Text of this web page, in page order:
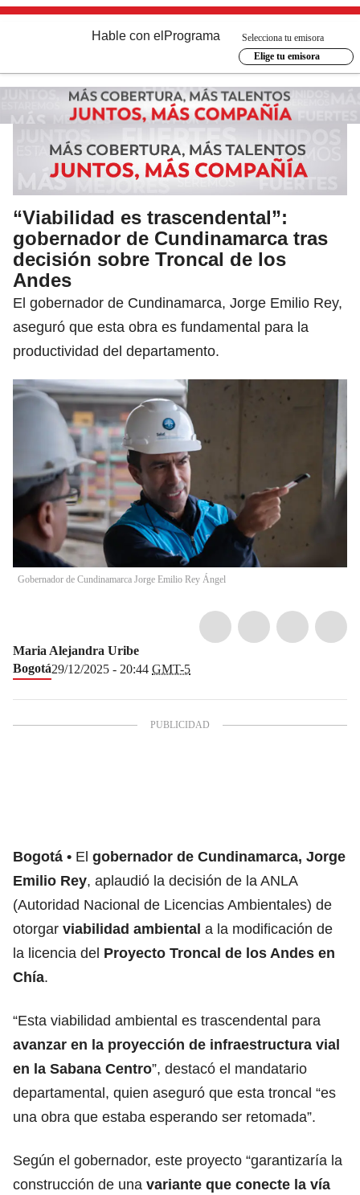
Hable con el Programa
Selecciona tu emisora
Elige tu emisora
“Viabilidad es trascendental”:
gobernador de Cundinamarca tras
decisión sobre Troncal de los
Andes
El gobernador de Cundinamarca, Jorge Emilio Rey,
aseguró que esta obra es fundamental para la
productividad del departamento.
Gobernador de Cundinamarca Jorge Emilio Rey Ángel
Maria Alejandra Uribe
Bogotá29/12/2025 - 20:44 GMT-5
Bogotá El gobernador de Cundinamarca, Jorge
Emilio Rey, aplaudió la decisión de la ANLA
(Autoridad Nacional de Licencias Ambientales) de
otorgar viabilidad ambiental a la modificación de
la licencia del Proyecto Troncal de los Andes en
Chía.
“Esta viabilidad ambiental es trascendental para
avanzar en la proyección de infraestructura vial
en la Sabana Centro”, destacó el mandatario
departamental, quien aseguró que esta troncal “es
una obra que estaba esperando ser retomada”.
Según el gobernador, este proyecto “garantizaría la
construcción de una variante que conecte la vía